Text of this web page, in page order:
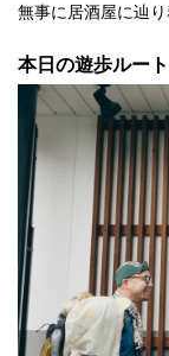
無事に居酒屋に辿
本日の遊歩ルー